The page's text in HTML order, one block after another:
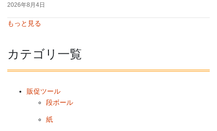
2026年8月4日
もっと見る
カテゴリ一覧
販促ツール
段ボール
紙